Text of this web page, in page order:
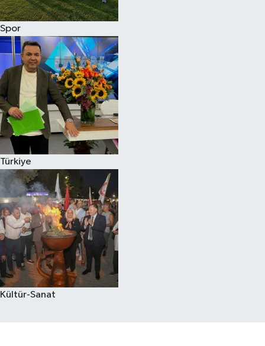
Spor
Türkiye
Kültür-Sanat